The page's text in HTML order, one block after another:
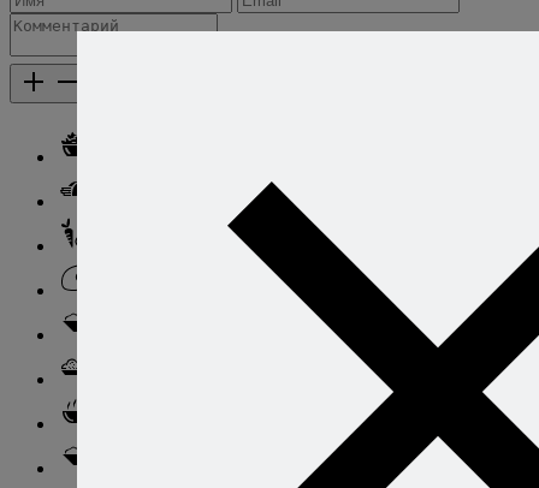
Блюда из овощей